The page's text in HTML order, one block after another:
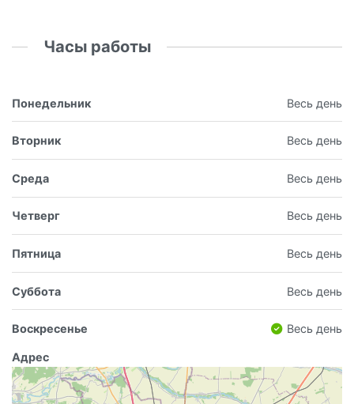
Часы работы
Понедельник Весь день
Вторник Весь день
Среда Весь день
Четверг Весь день
Пятница Весь день
Суббота Весь день
Воскресенье Весь день
Адрес